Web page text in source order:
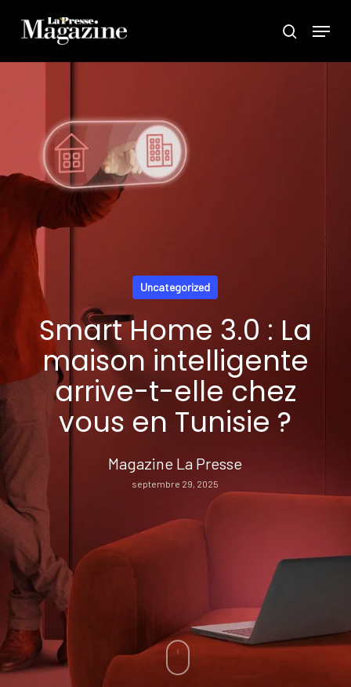
main
search
Menu
Uncategorized
Smart Home 3.0 : La
maison intelligente
arrive-t-elle chez
vous en Tunisie ?
Magazine La Presse
septembre 29, 2025